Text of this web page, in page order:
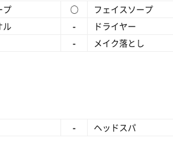
プ ○ フェイスソープ
ル - ドライヤー
- メイク落とし
- ヘッドスパ